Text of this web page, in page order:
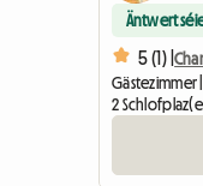
Äntwert
5 (1) |
Gästezimmer
2